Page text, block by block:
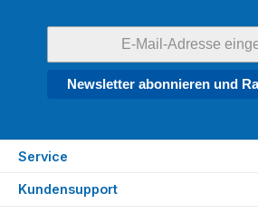
Newsletter abonnieren und
Service
Kundensupport